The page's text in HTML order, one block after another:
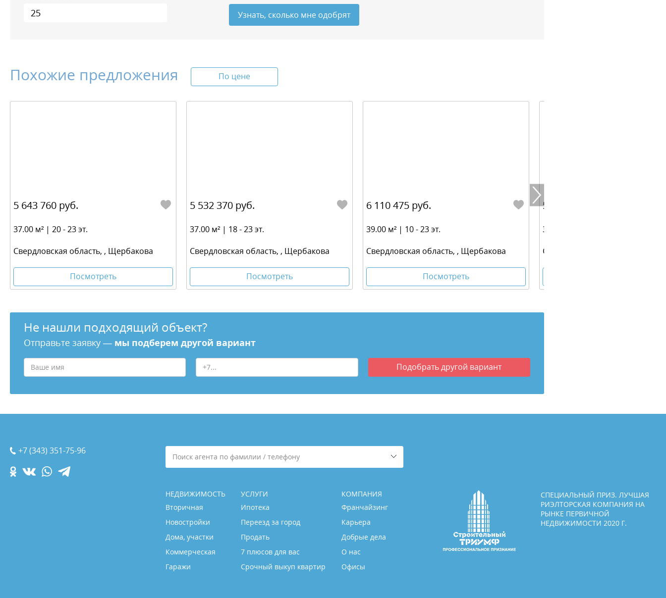
Узнать, сколько мне одобрят
Похожие предложения По цене
5 643 760 руб.
37.00 м² | 20 - 23 эт.
Свердловская область, , Щербакова
Посмотреть
5 532 370 руб.
37.00 м² | 18 - 23 эт.
Свердловская область, , Щербакова
Посмотреть
6 110 475 руб.
39.00 м² | 10 - 23 эт.
Свердловская область, , Щербакова
Посмотреть
5 181 030 руб.
37.00 м² | 6 - 23 эт.
Свердловская область, ,
Не нашли подходящий объект?
Отправьте заявку — мы подберем другой вариант
Подобратьдругой вариант
+7 (343) 351-75-96
Поиск агента по фамилии / телефону
НЕДВИЖИМОСТЬ
Вторичная
Новостройки
Дома, участки
Коммерческая
Гаражи
УСЛУГИ
Ипотека
Переезд за город
Продать
7 плюсов для вас
Срочный выкуп квартир
КОМПАНИЯ
Франчайзинг
Карьера
Добрые дела
О нас
Офисы
СПЕЦИАЛЬНЫЙ ПРИЗ. ЛУЧШАЯ
РИЭЛТОРСКАЯ КОМПАНИЯ НА
РЫНКЕ ПЕРВИЧНОЙ
НЕДВИЖИМОСТИ 2020 Г.